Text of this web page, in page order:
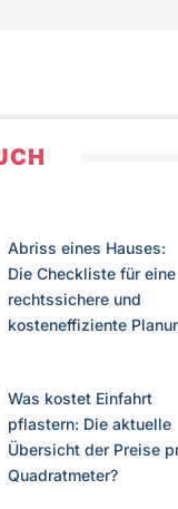
Abriss eines Hauses:
Die Checkliste für eine
rechtssichere und
kosteneffiziente
Was kostet Einfahrt
pflastern: Die aktuelle
Übersicht der Preise
Quadratmeter?